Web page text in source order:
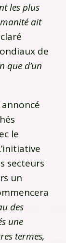
les plus
ait
de
que d’un
le
secteurs
un
des
une
termes,